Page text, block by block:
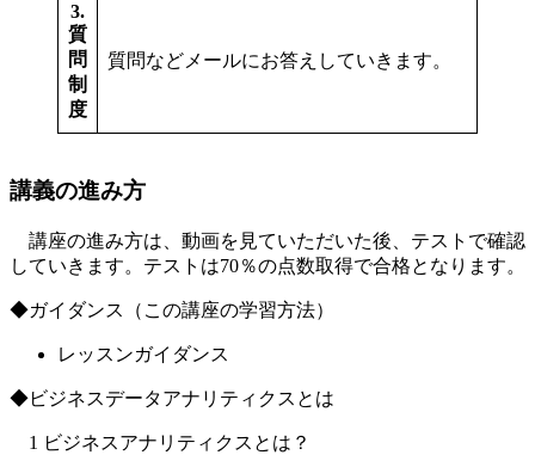
3.
質
問
制
度
質問などメールにお答えしていきます。
講義の進み方
講座の進み方は、動画を見ていただいた後、テストで確認
していきます。テストは70％の点数取得で合格となります。
◆ガイダンス（この講座の学習方法）
レッスンガイダンス
◆ビジネスデータアナリティクスとは
1 ビジネスアナリティクスとは？